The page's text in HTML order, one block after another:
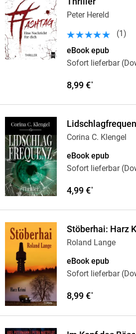
Peter Hereld
(1 )
eBook epub
Sofort lieferbar
8,99 €*
Corina C. Klengel
eBook epub
Sofort lieferbar
4,99 €*
Stöberhai: Harz
Roland Lange
eBook epub
Sofort lieferbar
8,99 €*